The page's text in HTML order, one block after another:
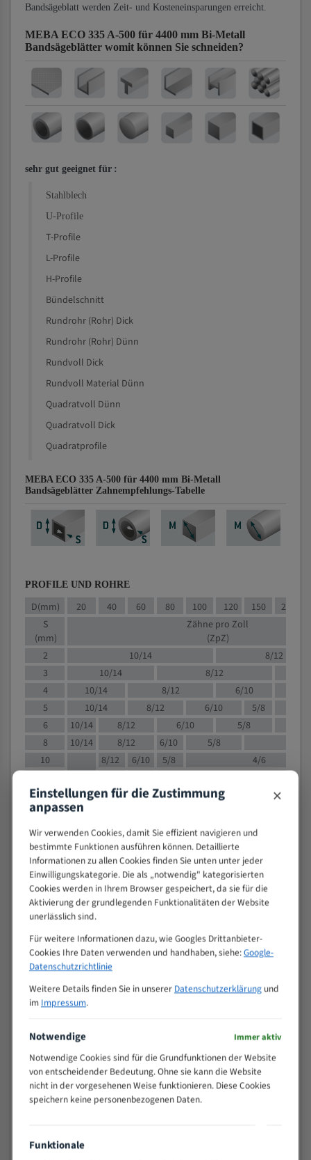
Bandsägeblatt werden Zeit- und Kosteneinsparungen erreicht.
MEBA ECO 335 A-500 für 4400 mm Bi-Metall
Bandsägeblätter womit können Sie schneiden?
sehr gut geeignet für :
Stahlblech
U-Profile
T-Profile
L-Profile
H-Profile
Bündelschnitt
Rundrohr (Rohr) Dick
Rundrohr (Rohr) Dünn
Rundvoll Dick
Rundvoll Material Dünn
Quadratvoll Dünn
Quadratvoll Dick
Quadratprofile
MEBA ECO 335 A-500 für 4400 mm Bi-Metall
Bandsägeblätter Zahnempfehlungs-Tabelle
PROFILE UND ROHRE
D(mm) 20 40 60 80 100 120 150 200
S
(mm)
Zähne pro Zoll
(ZpZ)
2
10/14
8/12
3
10/14 8/12
4
10/14 8/12 6/10
5
10/14 8/12 6/10
5/8
6
10/14 8/12 6/10
5/8
8
10/14 8/12 6/10 5/8
10
8/12 6/10 5/8
4/6
15
8/12 6/10
4/5
20
30
4/5
50
80
> 100
VOLLMATERIAL
M (mm)
Zähne pro
Zoll (ZpZ))
>
10/14
15 - 40
8/12
25 - 50
35 - 70
80 - 180
3/4
130 -
350
2/3
200 -
Einstellungen für die Zustimmung
anpassen ×
Wir verwenden Cookies, damit Sie effizient navigieren und
bestimmte Funktionen ausführen können. Detaillierte
Informationen zu allen Cookies finden Sie unten unter jeder
Einwilligungskategorie. Die als „notwendig" kategorisierten
Cookies werden in Ihrem Browser gespeichert, da sie für die
Aktivierung der grundlegenden Funktionalitäten der Website
unerlässlich sind.
Für weitere Informationen dazu, wie Googles Drittanbieter-
Cookies Ihre Daten verwenden und handhaben, siehe:Google-
Datenschutzrichtlinie
Weitere Details finden Sie in unserer Datenschutzerklärungund
im Impressum.
Notwendige Immer aktiv
Notwendige Cookies sind für die Grundfunktionen der Website
von entscheidender Bedeutung. Ohne sie kann die Website
nicht in der vorgesehenen Weise funktionieren. Diese Cookies
speichern keine personenbezogenen Daten.
Funktionale